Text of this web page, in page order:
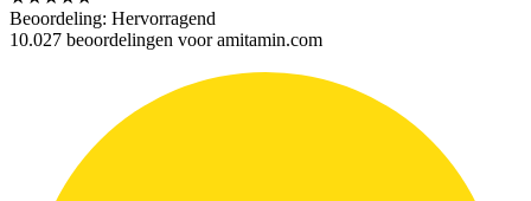
Beoordeling: Hervorragend
10.027 beoordelingen voor amitamin.com